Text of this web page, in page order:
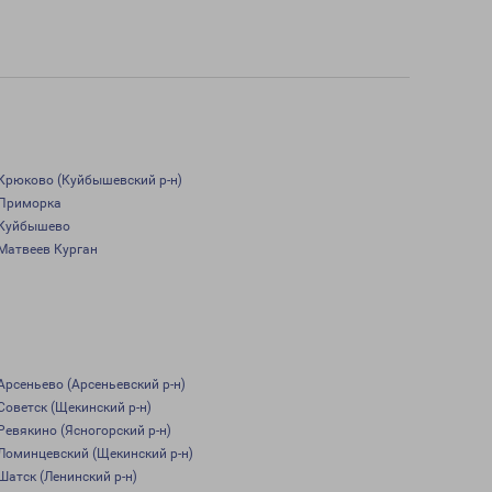
(Куйбышевский р-н)
Курган
(Арсеньевский р-н)
(Щекинский р-н)
(Ясногорский р-н)
(Щекинский р-н)
(Ленинский р-н)